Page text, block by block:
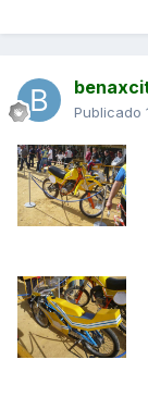
Publicado